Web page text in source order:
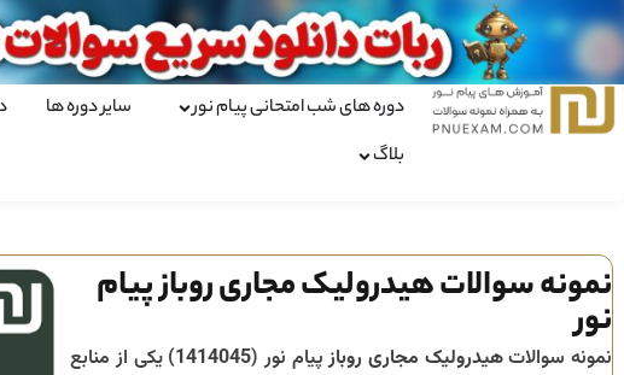
دوره های شب امتحانی پیام نور سایر دوره ها
بلاگ
نمونه سوالات هیدرولیک مجاری روباز پیام
نور
نمونه سوالاتهیدرولیک مجاری روبازپیام نور (1414045) یکی از منابع